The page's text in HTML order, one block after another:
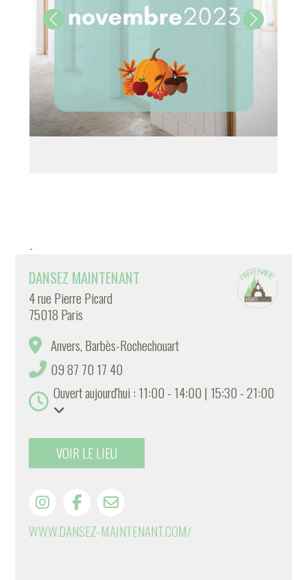
-
DANSEZ MAINTENANT
4 rue Pierre Picard
75018 Paris
Anvers, Barbès-Rochechouart
09 87 70 17 40
Ouvert aujourd'hui : 11:00 - 14:00 | 15:30 - 21:00
VOIR LE LIEU
WWW.DANSEZ-MAINTENANT.COM/